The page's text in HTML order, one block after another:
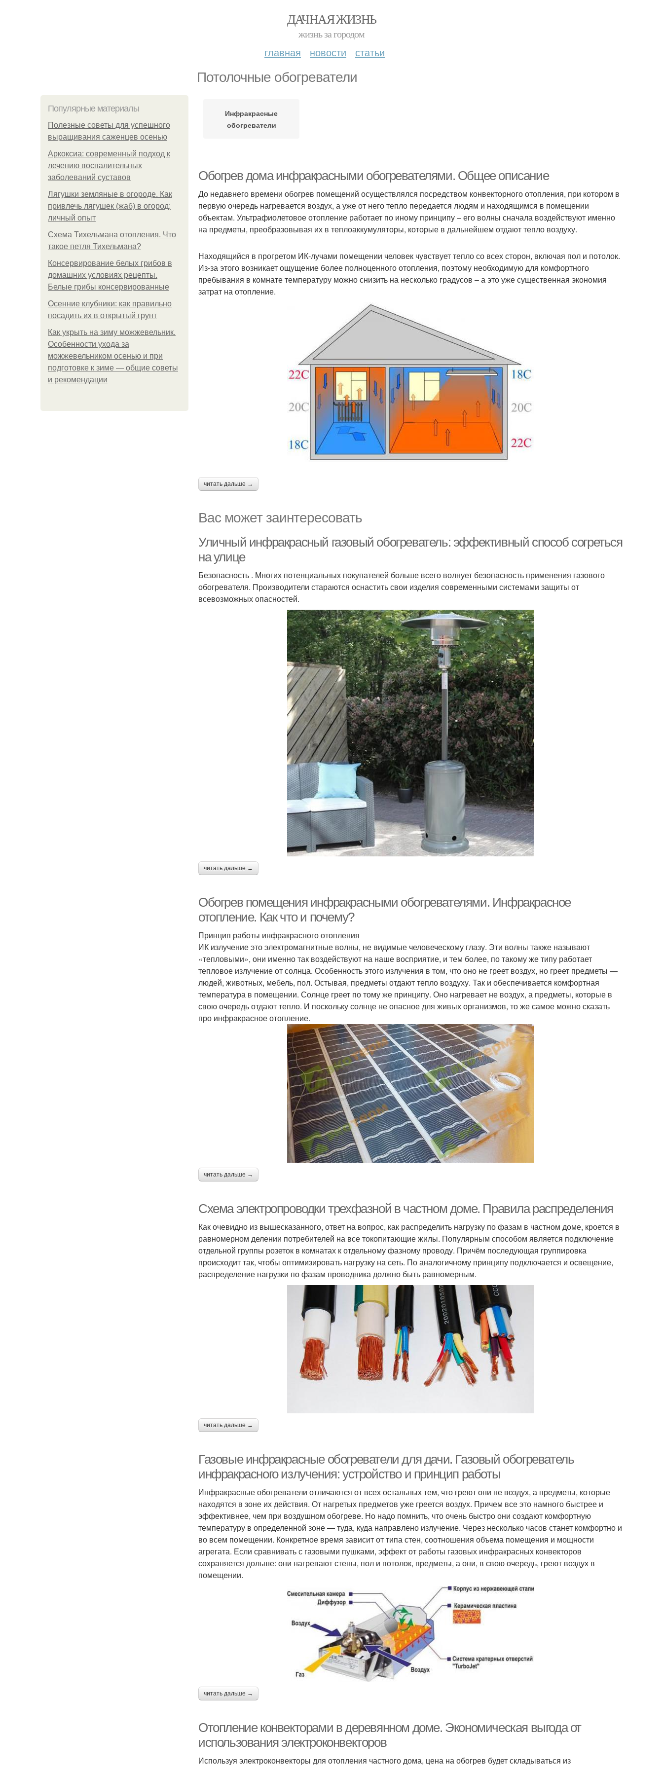
ДАЧНАЯ ЖИЗНЬ
жизнь за городом
главная новости статьи
Потолочные обогреватели
Популярные материалы
Полезные советы для успешного
выращивания саженцев осенью
Аркоксиа: современный подход к
лечению воспалительных
заболеваний суставов
Лягушки земляные в огороде. Как
привлечь лягушек (жаб) в огород:
личный опыт
Схема Тихельмана отопления. Что
такое петля Тихельмана?
Консервирование белых грибов в
домашних условиях рецепты.
Белые грибы консервированные
Осенние клубники: как правильно
посадить их в открытый грунт
Как укрыть на зиму можжевельник.
Особенности ухода за
можжевельником осенью и при
подготовке к зиме — общие советы
и рекомендации
Инфракрасные
обогреватели
Обогрев дома инфракрасными обогревателями. Общее описание
До недавнего времени обогрев помещений осуществлялся посредством конвекторного отопления, при котором в
первую очередь нагревается воздух, а уже от него тепло передается людям и находящимся в помещении
объектам. Ультрафиолетовое отопление работает по иному принципу – его волны сначала воздействуют именно
на предметы, преобразовывая их в теплоаккумуляторы, которые в дальнейшем отдают тепло воздуху.
Находящийся в прогретом ИК-лучами помещении человек чувствует тепло со всех сторон, включая пол и потолок.
Из-за этого возникает ощущение более полноценного отопления, поэтому необходимую для комфортного
пребывания в комнате температуру можно снизить на несколько градусов – а это уже существенная экономия
затрат на отопление.
читать дальше →
Вас может заинтересовать
Уличный инфракрасный газовый обогреватель: эффективный способ согреться
на улице
Безопасность . Многих потенциальных покупателей больше всего волнует безопасность применения газового
обогревателя. Производители стараются оснастить свои изделия современными системами защиты от
всевозможных опасностей.
читать дальше →
Обогрев помещения инфракрасными обогревателями. Инфракрасное
отопление. Как что и почему?
Принцип работы инфракрасного отопления
ИК излучение это электромагнитные волны, не видимые человеческому глазу. Эти волны также называют
«тепловыми», они именно так воздействуют на наше восприятие, и тем более, по такому же типу работает
тепловое излучение от солнца. Особенность этого излучения в том, что оно не греет воздух, но греет предметы —
людей, животных, мебель, пол. Остывая, предметы отдают тепло воздуху. Так и обеспечивается комфортная
температура в помещении. Солнце греет по тому же принципу. Оно нагревает не воздух, а предметы, которые в
свою очередь отдают тепло. И поскольку солнце не опасное для живых организмов, то же самое можно сказать
про инфракрасное отопление.
читать дальше →
Схема электропроводки трехфазной в частном доме. Правила распределения
Как очевидно из вышесказанного, ответ на вопрос, как распределить нагрузку по фазам в частном доме, кроется в
равномерном делении потребителей на все токопитающие жилы. Популярным способом является подключение
отдельной группы розеток в комнатах к отдельному фазному проводу. Причём последующая группировка
происходит так, чтобы оптимизировать нагрузку на сеть. По аналогичному принципу подключается и освещение,
распределение нагрузки по фазам проводника должно быть равномерным.
читать дальше →
Газовые инфракрасные обогреватели для дачи. Газовый обогреватель
инфракрасного излучения: устройство и принцип работы
Инфракрасные обогреватели отличаются от всех остальных тем, что греют они не воздух, а предметы, которые
находятся в зоне их действия. От нагретых предметов уже греется воздух. Причем все это намного быстрее и
эффективнее, чем при воздушном обогреве. Но надо помнить, что очень быстро они создают комфортную
температуру в определенной зоне — туда, куда направлено излучение. Через несколько часов станет комфортно и
во всем помещении. Конкретное время зависит от типа стен, соотношения объема помещения и мощности
агрегата. Если сравнивать с газовыми пушками, эффект от работы газовых инфракрасных конвекторов
сохраняется дольше: они нагревают стены, пол и потолок, предметы, а они, в свою очередь, греют воздух в
помещении.
читать дальше →
Отопление конвекторами в деревянном доме. Экономическая выгода от
использования электроконвекторов
Используя электроконвекторы для отопления частного дома, цена на обогрев будет складываться из